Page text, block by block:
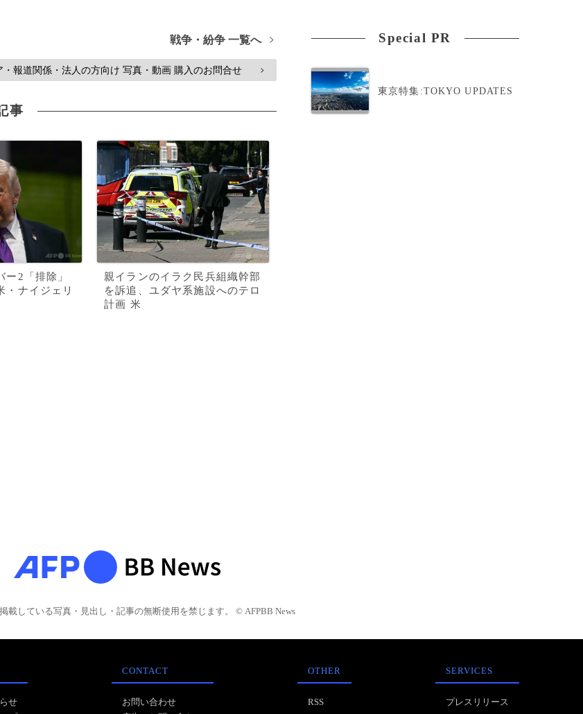
戦争・紛争 一覧へ >
・報道関係・法人の方向け 写真・動画 購入のお問合せ >
事
ー2「排除」
・ナイジェリ
親イランのイラク民兵組織幹部
を訴追、ユダヤ系施設へのテロ
計画 米
Special PR
東京特集:TOKYO UPDATES
載している写真・見出し・記事の無断使用を禁じます。 © AFPBB News
せ
CONTACT
お問い合わせ
OTHER
RSS
SERVICES
プレスリリース